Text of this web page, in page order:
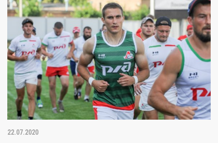
22.07.2020